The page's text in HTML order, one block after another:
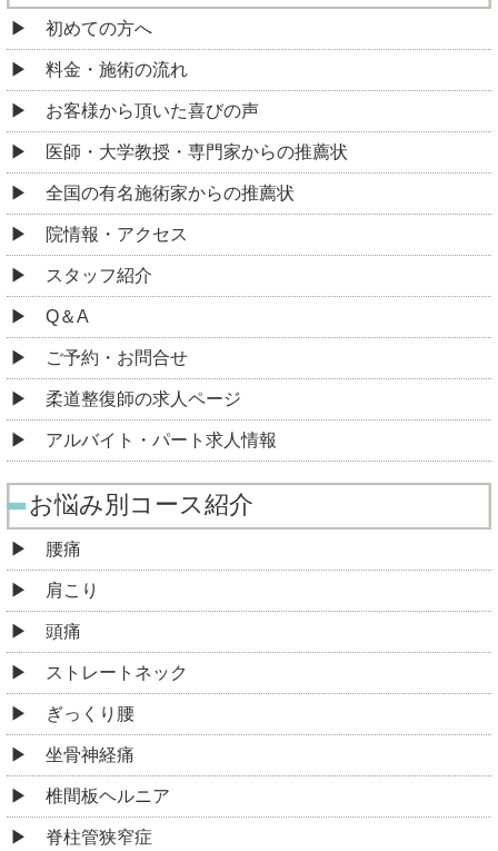
初めての方へ
料金・施術の流れ
お客様から頂いた喜びの声
医師・大学教授・専門家からの推薦状
全国の有名施術家からの推薦状
院情報・アクセス
スタッフ紹介
Q＆A
ご予約・お問合せ
柔道整復師の求人ページ
アルバイト・パート求人情報
お悩み別コース紹介
腰痛
肩こり
頭痛
ストレートネック
ぎっくり腰
坐骨神経痛
椎間板ヘルニア
脊柱管狭窄症